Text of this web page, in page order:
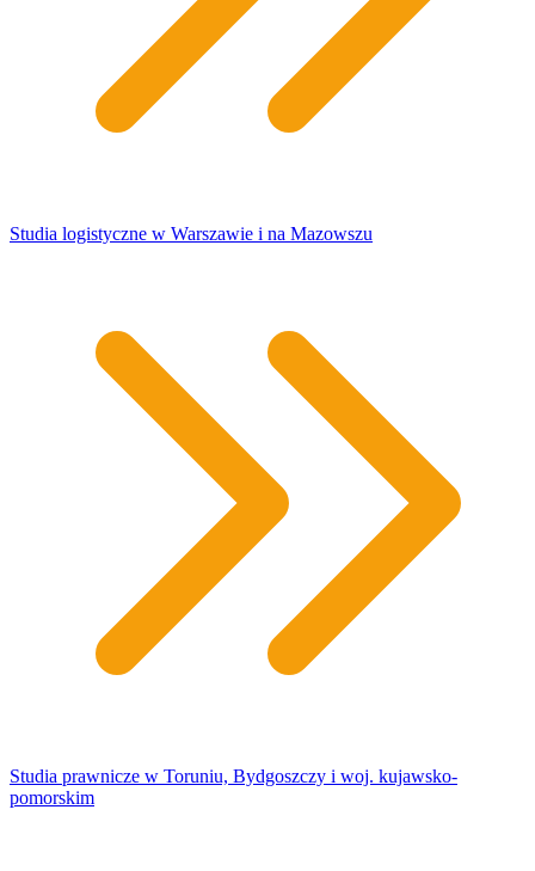
Studia logistyczne w Warszawie i na Mazowszu
Studia prawnicze w Toruniu, Bydgoszczy i woj. kujawsko-
pomorskim